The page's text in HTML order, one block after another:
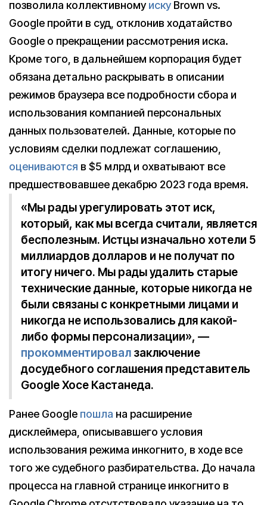
позволила коллективномуиску Brown vs.
Google пройти в суд, отклонив ходатайство
Google о прекращении рассмотрения иска.
Кроме того, в дальнейшем корпорация будет
обязана детально раскрывать в описании
режимов браузера все подробности сбора и
использования компанией персональных
данных пользователей. Данные, которые по
условиям сделки подлежат соглашению,
оцениваются в $5 млрд и охватывают все
предшествовавшее декабрю 2023 года время.
«Мы рады урегулировать этот иск,
который, как мы всегда считали, является
бесполезным. Истцы изначально хотели 5
миллиардов долларов и не получат по
итогу ничего. Мы рады удалить старые
технические данные, которые никогда не
были связаны с конкретными лицами и
никогда не использовались для какой-
либо формы персонализации», —
прокомментировал заключение
досудебного соглашения представитель
Google Хосе Кастанеда.
Ранее Google пошла на расширение
дисклеймера, описывавшего условия
использования режима инкогнито, в ходе все
того же судебного разбирательства. До начала
процесса на главной странице инкогнито в